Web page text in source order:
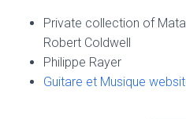
Private collection of
Robert Coldwell
Philippe Rayer
Guitare et Musique